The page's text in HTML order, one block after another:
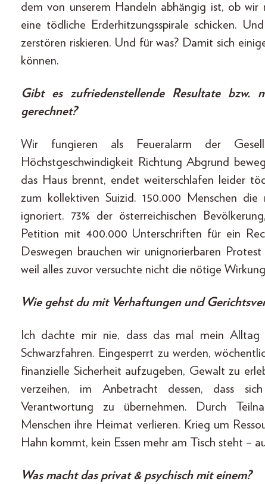
dem von unserem Handeln abhängig ist, ob
eine tödliche Erderhitzungsspirale schicken.
zerstören riskieren. Und für was? Damit sich
können.
Gibt es zufriedenstellende Resultate bzw.
gerechnet?
Wir fungieren als Feueralarm der
Höchstgeschwindigkeit Richtung Abgrund
das Haus brennt, endet weiterschlafen leider
zum kollektiven Suizid. 150.000 Menschen
ignoriert. 73% der österreichischen
Petition mit 400.000 Unterschriften für ein
Deswegen brauchen wir unignorierbaren
weil alles zuvor versuchte nicht die nötige
Wie gehst du mit Verhaftungen und
Ich dachte mir nie, dass das mal mein
Schwarzfahren. Eingesperrt zu werden,
finanzielle Sicherheit aufzugeben, Gewalt zu
verzeihen, im Anbetracht dessen, dass
Verantwortung zu übernehmen. Durch
Menschen ihre Heimat verlieren. Krieg um
Hahn kommt, kein Essen mehr am Tisch steht –
Was macht das privat & psychisch mit einem?